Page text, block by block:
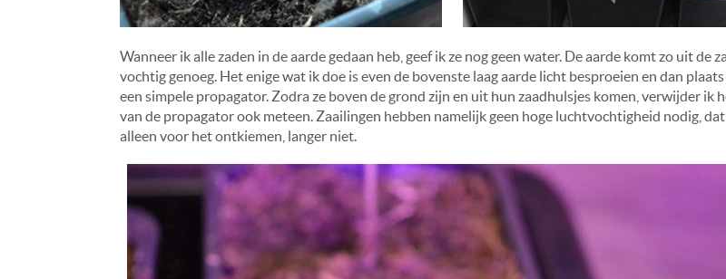
Wanneer ik alle zaden in de aarde gedaan heb, geef ik ze nog geen water. De aarde komt zo uit de
vochtig genoeg. Het enige wat ik doe is even de bovenste laag aarde licht besproeien en dan plaats
een simpele propagator. Zodra ze boven de grond zijn en uit hun zaadhulsjes komen, verwijder ik
van de propagator ook meteen. Zaailingen hebben namelijk geen hoge luchtvochtigheid nodig,
alleen voor het ontkiemen, langer niet.